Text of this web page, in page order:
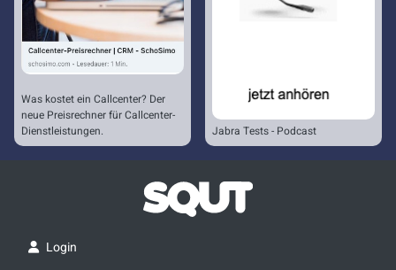
Was kostet ein Callcenter? Der
neue Preisrechner für Callcenter-
Dienstleistungen.
Jabra Tests - Podcast
Login